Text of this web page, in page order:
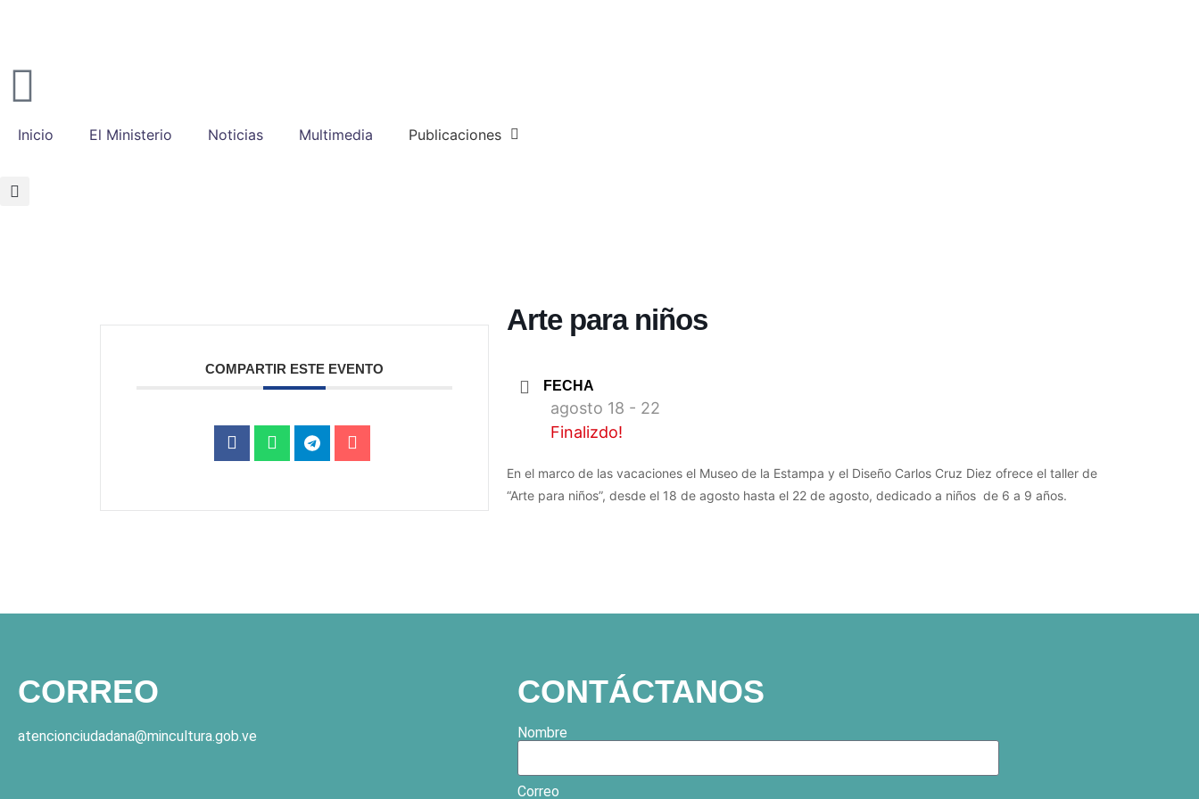
Inicio El Ministerio Noticias Multimedia Publicaciones
COMPARTIR ESTE EVENTO
Arte para niños
FECHA
agosto 18 - 22
Finalizdo!
En el marco de las vacaciones el Museo de la Estampa y el Diseño Carlos Cruz Diez ofrece el taller de
“Arte para niños”, desde el 18 de agosto hasta el 22 de agosto, dedicado a niños de 6 a 9 años.
CORREO
atencionciudadana@mincultura.gob.ve
CONTÁCTANOS
Nombre
Correo